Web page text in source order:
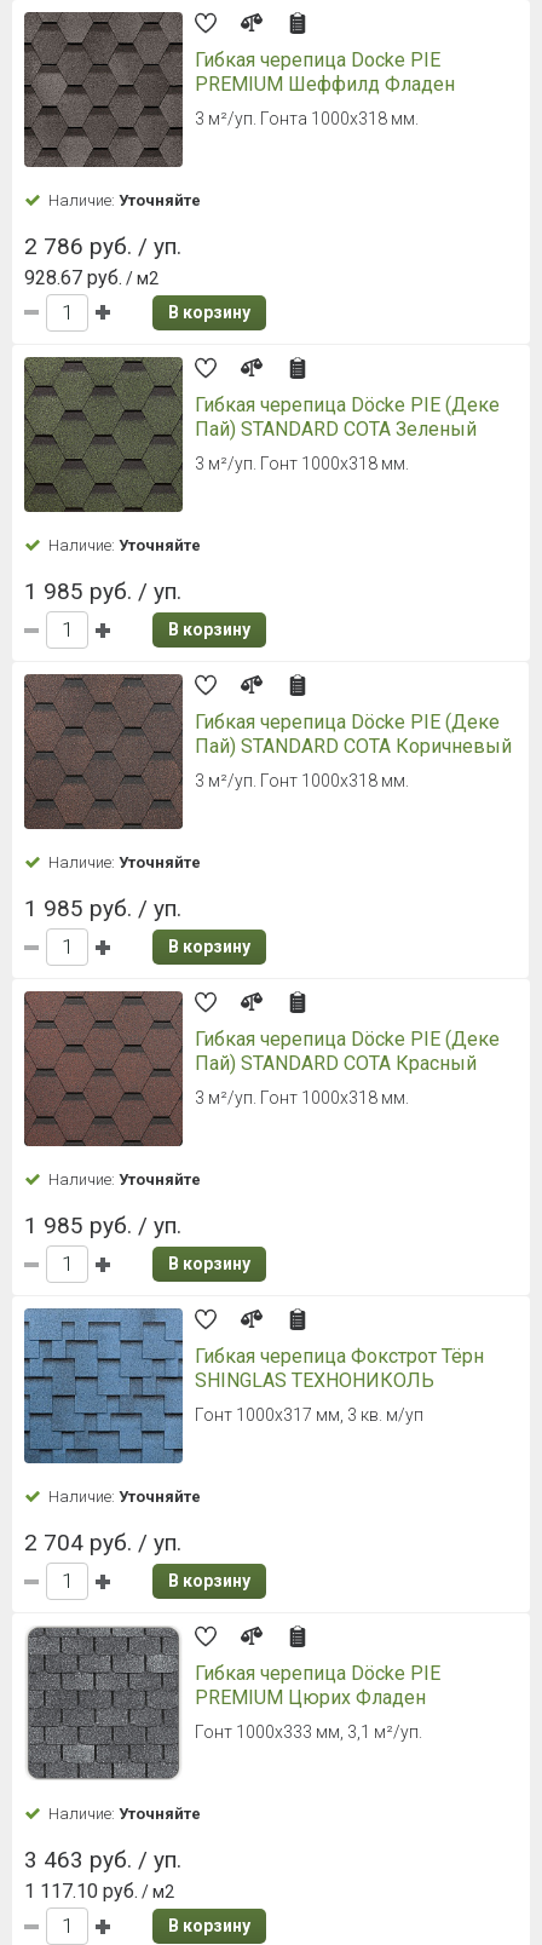
Гибкая черепица Docke PIE
PREMIUM Шеффилд Фладен
3 м²/уп. Гонта 1000х318 мм.
Наличие: Уточняйте
2 786 руб. / уп.
928.67 руб. / м2
В корзину
Гибкая черепица Döcke PIE (Деке
Пай) STANDARD СОТА Зеленый
3 м²/уп. Гонт 1000х318 мм.
Наличие: Уточняйте
1 985 руб. / уп.
В корзину
Гибкая черепица Döcke PIE (Деке
Пай) STANDARD СОТА Коричневый
3 м²/уп. Гонт 1000х318 мм.
Наличие: Уточняйте
1 985 руб. / уп.
В корзину
Гибкая черепица Döcke PIE (Деке
Пай) STANDARD СОТА Красный
3 м²/уп. Гонт 1000х318 мм.
Наличие: Уточняйте
1 985 руб. / уп.
В корзину
Гибкая черепица Фокстрот Тёрн
SHINGLAS ТЕХНОНИКОЛЬ
Гонт 1000х317 мм, 3 кв. м/уп
Наличие: Уточняйте
2 704 руб. / уп.
В корзину
Гибкая черепица Döcke PIE
PREMIUM Цюрих Фладен
Гонт 1000х333 мм, 3,1 м²/уп.
Наличие: Уточняйте
3 463 руб. / уп.
1 117.10 руб. / м2
В корзину